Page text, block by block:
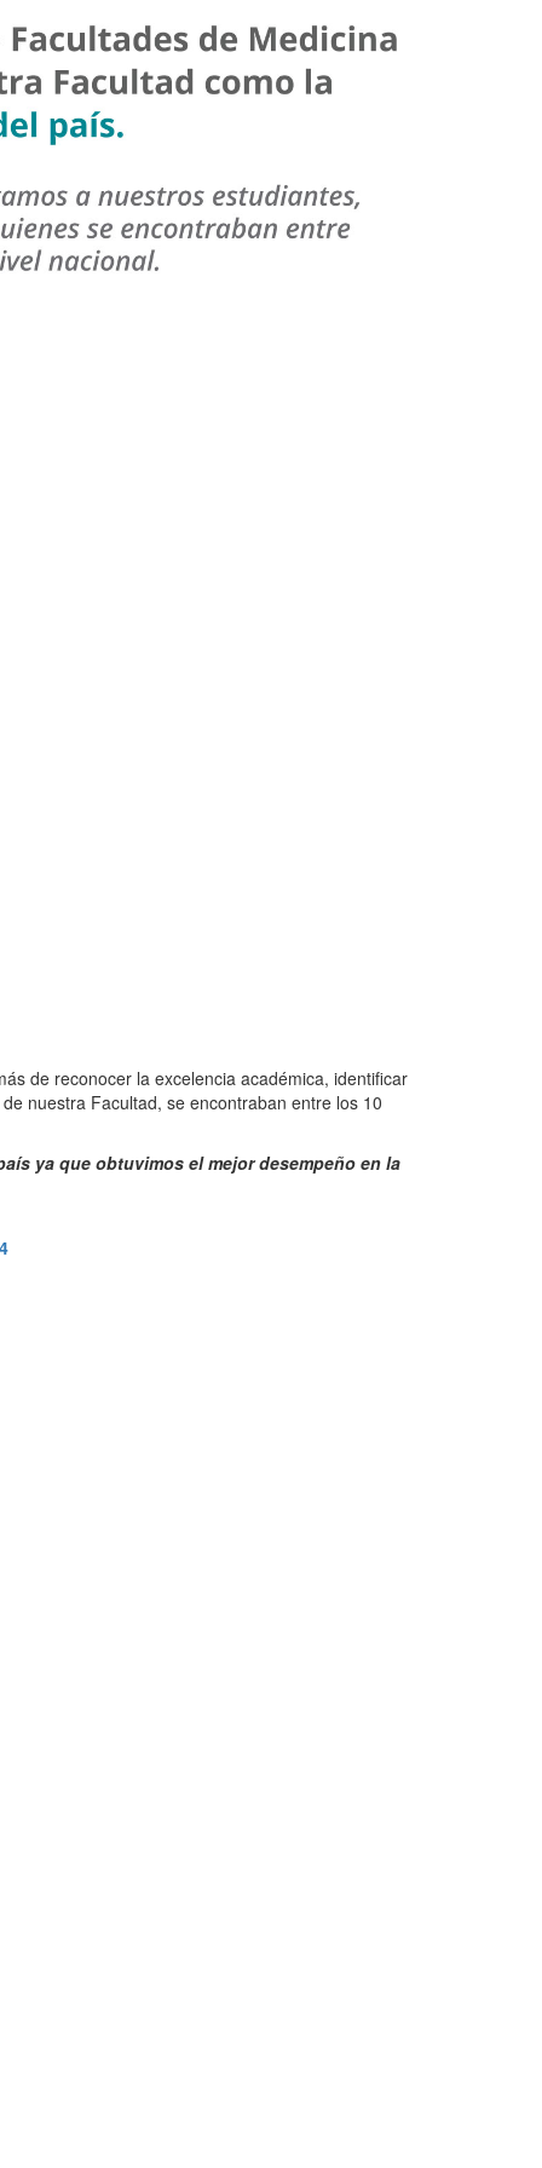
de reconocer la excelencia académica, identificar
nuestra Facultad, se encontraban entre los 10
ya que obtuvimos el mejor desempeño en la